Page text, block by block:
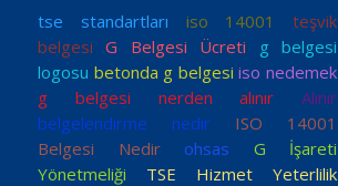
tse standartları iso 14001
teşvik
belgesi
G Belgesi Ücreti
g belgesi
logosu betonda g belgesi iso nedemek
g belgesi nerden alınır
Alınır
belgelendirme nedir
ISO 14001
Belgesi Nedir
ohsas
G İşareti
Yönetmeliği
TSE Hizmet Yeterlilik